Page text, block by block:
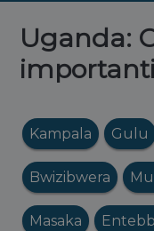
Uganda:
Kampala Gulu
Bwizibwera
Masaka